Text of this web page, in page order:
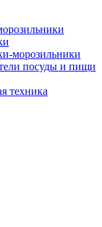
морозильники
посуды и пищи
техника